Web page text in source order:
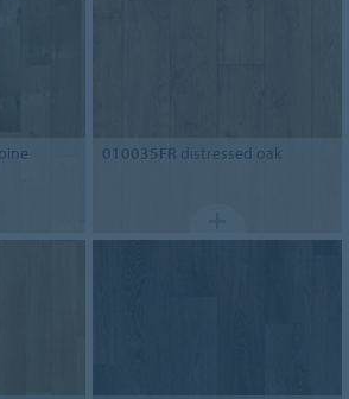
010035FR distressed oak